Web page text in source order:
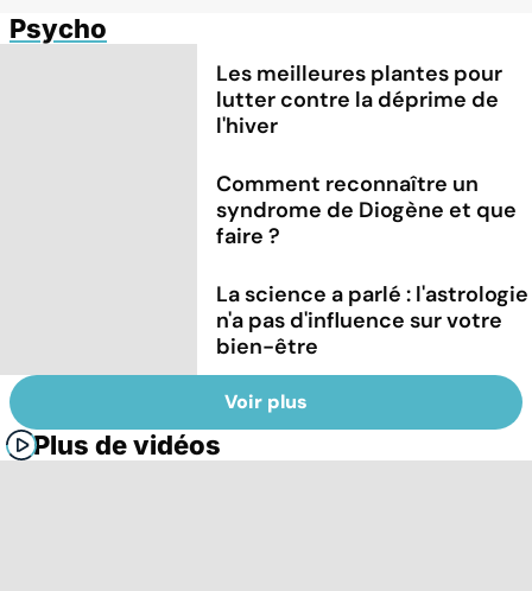
Psycho
Les meilleures plantes pour
lutter contre la déprime de
l'hiver
Comment reconnaître un
syndrome de Diogène et que
faire ?
La science a parlé : l'astrologie
n'a pas d'influence sur votre
bien-être
Voir plus
Plus de vidéos